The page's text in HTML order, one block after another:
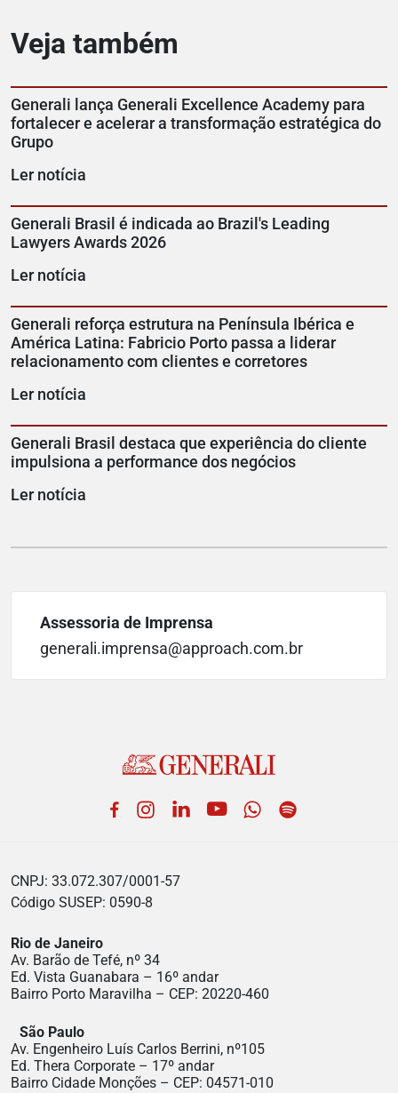
Veja também
Generali lança Generali Excellence Academy para
fortalecer e acelerar a transformação estratégica do
Grupo
Ler notícia
Generali Brasil é indicada ao Brazil's Leading
Lawyers Awards 2026
Ler notícia
Generali reforça estrutura na Península Ibérica e
América Latina: Fabricio Porto passa a liderar
relacionamento com clientes e corretores
Ler notícia
Generali Brasil destaca que experiência do cliente
impulsiona a performance dos negócios
Ler notícia
Assessoria de Imprensa
generali.imprensa@approach.com.br
Facebook
Instagram
LinkedIn
YouTubeWhatsApp
CNPJ: 33.072.307/0001-57
Código SUSEP: 0590-8
Rio de Janeiro
Av. Barão de Tefé, nº 34
Ed. Vista Guanabara – 16º andar
Bairro Porto Maravilha – CEP: 20220-460
São Paulo
Av. Engenheiro Luís Carlos Berrini, nº105
Ed. Thera Corporate – 17º andar
Bairro Cidade Monções – CEP: 04571-010